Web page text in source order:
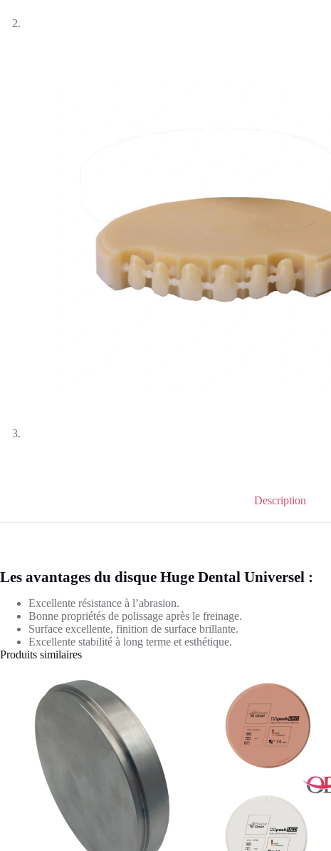
Description
Les avantages du disque Huge Dental Universel :
Excellente résistance à l’abrasion.
Bonne propriétés de polissage après le freinage.
Surface excellente, finition de surface brillante.
Excellente stabilité à long terme et esthétique.
Produits similaires